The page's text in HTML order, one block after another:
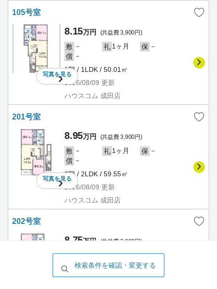
105号室
写真を見る
8.15万円 (共益費 3,900円)
敷 － 礼 1ヶ月 保 －
償 －
1階 / 1LDK / 50.01㎡
2026/08/09 更新
ハウスコム 成田店
201号室
写真を見る
8.95万円 (共益費 3,900円)
敷 － 礼 1ヶ月 保 －
償 －
2階 / 2LDK / 59.55㎡
2026/08/09 更新
ハウスコム 成田店
202号室
8.75万円 (共益費 3,900円)
敷－ 礼1ヶ月 保－
償
－
2階 / 2LDK / 59.58㎡
検索条件を確認・変更する